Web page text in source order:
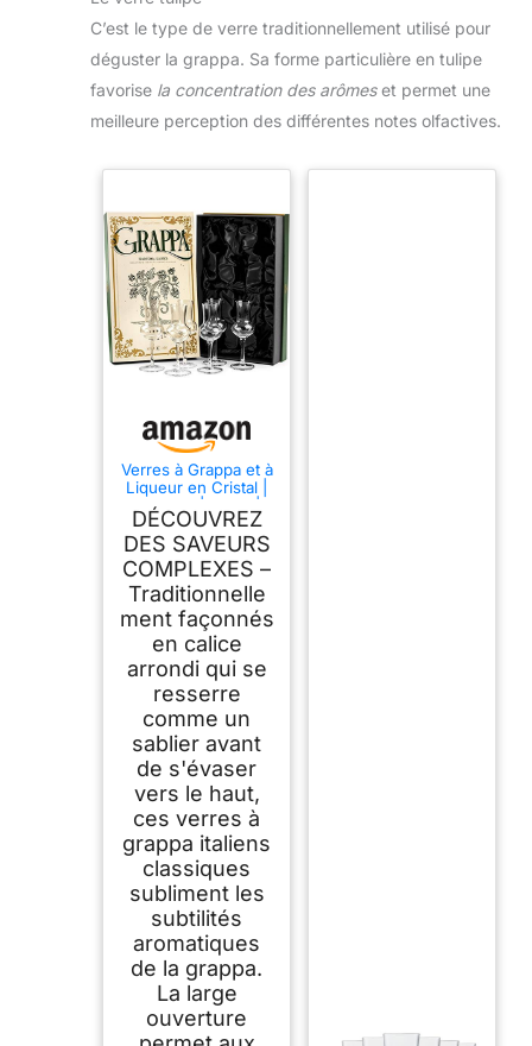
C’est le type de verre traditionnellement utilisé pour
déguster la grappa. Sa forme particulière en tulipe
favorise la concentration des arômeset permet une
meilleure perception des différentes notes olfactives.
Verres à Grappa et à
Liqueur en Cristal |
Lot de 6 | 90 ml |
Petits Verres à Pied
Longs pour Liqueur,
Apéritif, Digestif et
Cordiaux | Verrerie
Italienne en Forme
de Tulipe pour la
Dégustation
DÉCOUVREZ
DES SAVEURS
COMPLEXES –
Traditionnelle
ment façonnés
en calice
arrondi qui se
resserre
comme un
sablier avant
de s'évaser
vers le haut,
ces verres à
grappa italiens
classiques
subliment les
subtilités
aromatiques
de la grappa.
La large
ouverture